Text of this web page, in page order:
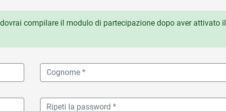
compilare il modulo di partecipazione dopo aver attivato il